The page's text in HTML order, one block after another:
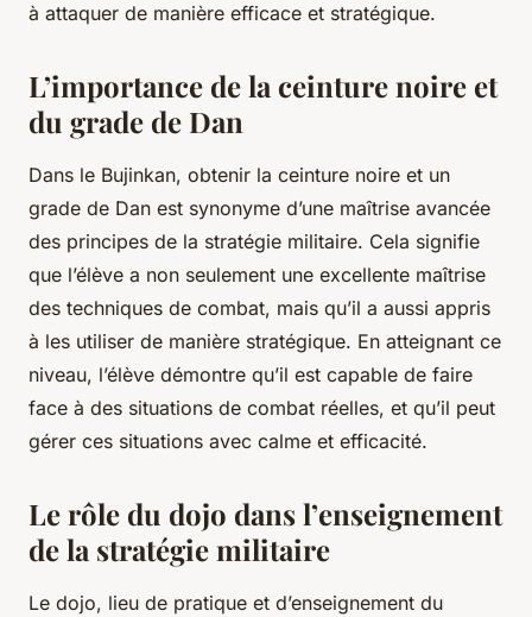
à attaquer de manière efficace et stratégique.
L’importance de la ceinture noire et
du grade de Dan
Dans le Bujinkan, obtenir la ceinture noire et un
grade de Dan est synonyme d’une maîtrise avancée
des principes de la stratégie militaire. Cela signifie
que l’élève a non seulement une excellente maîtrise
des techniques de combat, mais qu’il a aussi appris
à les utiliser de manière stratégique. En atteignant ce
niveau, l’élève démontre qu’il est capable de faire
face à des situations de combat réelles, et qu’il peut
gérer ces situations avec calme et efficacité.
Le rôle du dojo dans l’enseignement
de la stratégie militaire
Le dojo, lieu de pratique et d’enseignement du